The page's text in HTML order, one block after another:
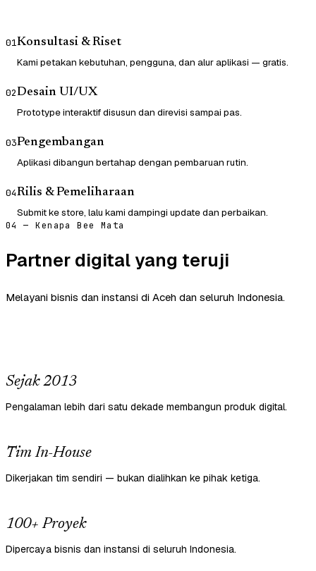
01Konsultasi & Riset
Kami petakan kebutuhan, pengguna, dan alur aplikasi — gratis.
02Desain UI/UX
Prototype interaktif disusun dan direvisi sampai pas.
03Pengembangan
Aplikasi dibangun bertahap dengan pembaruan rutin.
04Rilis & Pemeliharaan
Submit ke store, lalu kami dampingi update dan perbaikan.
04 — Kenapa Bee Mata
Partner digital yang teruji
Melayani bisnis dan instansi di Aceh dan seluruh Indonesia.
Sejak 2013
Pengalaman lebih dari satu dekade membangun produk digital.
Tim In-House
Dikerjakan tim sendiri — bukan dialihkan ke pihak ketiga.
100+ Proyek
Dipercaya bisnis dan instansi di seluruh Indonesia.